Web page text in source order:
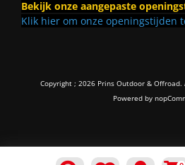
Bekijk onze aangepaste
Klik hier om onze openingstijden
Copyright ; 2026 Prins Outdoor &
Powered by